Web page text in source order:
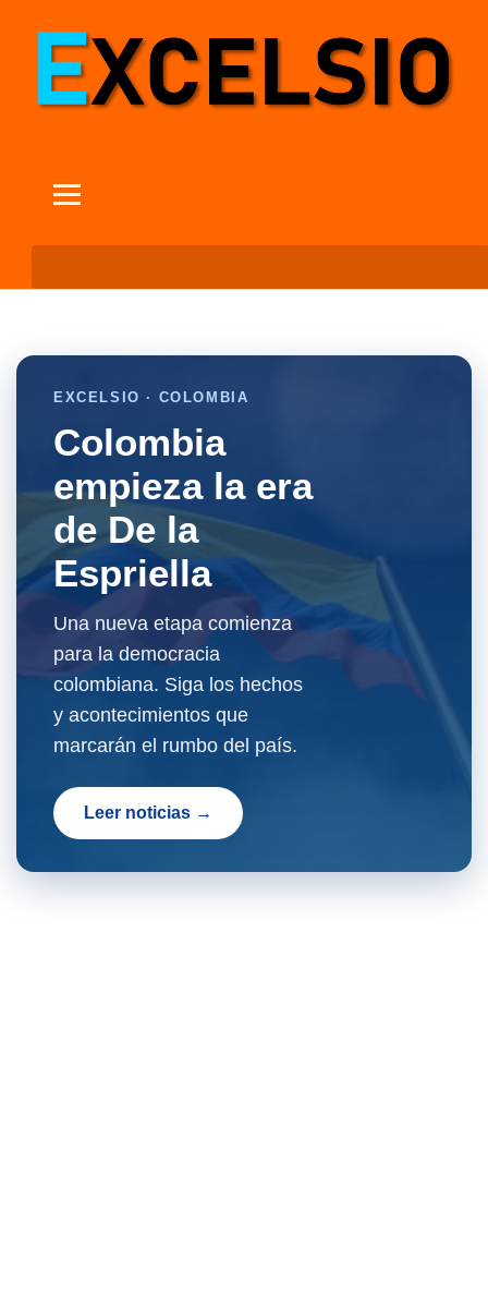
EXCELSIO · COLOMBIA
Colombia
empieza la era
de De la
Espriella
Una nueva etapa comienza
para la democracia
colombiana. Siga los hechos
y acontecimientos que
marcarán el rumbo del país.
Leer noticias →